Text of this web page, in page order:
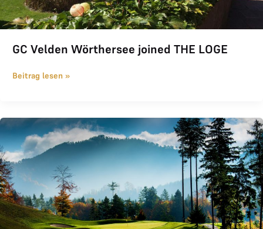
GC Velden Wörthersee joined THE LOGE
Beitrag lesen »
Adamstal joined THE LOGE